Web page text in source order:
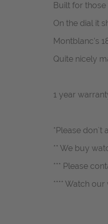
Built for
On the dial it
Montblanc's
Quite nicely
1 year
*Please don`t
** We buy
*** Please
**** Watch our